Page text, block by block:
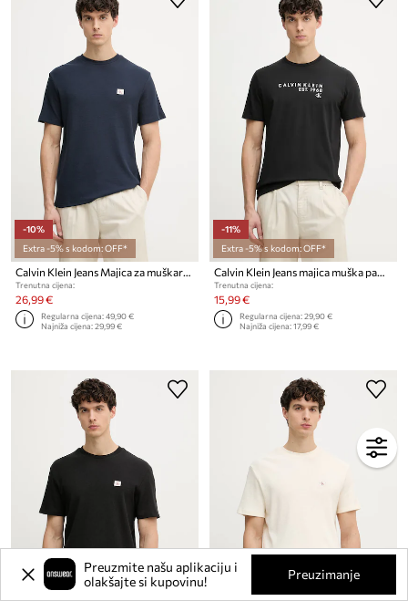
-10%
Extra -5% s kodom: OFF*
Calvin Klein Jeans Majica za muškarce s pamukom
Trenutna cijena:
26,99 €
Regularna cijena:49,90 €
Najniža cijena:29,99 €
-11%
Extra -5% s kodom: OFF*
Calvin Klein Jeans majica muška pamučna
Trenutna cijena:
15,99 €
Regularna cijena:29,90 €
Najniža cijena:17,99 €
Preuzmite našu aplikaciju i
olakšajte si kupovinu!
Preuzimanje